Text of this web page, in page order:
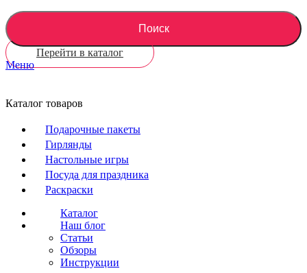
Поиск
Перейти в каталог
Меню
Каталог товаров
Подарочные пакеты
Гирлянды
Настольные игры
Посуда для праздника
Раскраски
Каталог
Наш блог
Статьи
Обзоры
Инструкции